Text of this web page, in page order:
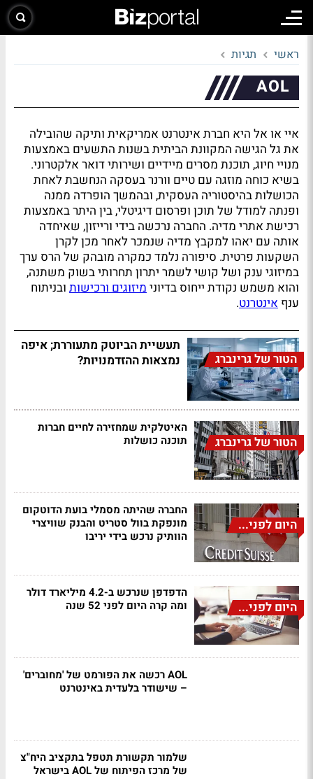
ראשי תגיות
AOL
איי או אל היא חברת אינטרנט אמריקאית ותיקה שהובילה
את גל הגישה המקוונת הביתית בשנות התשעים באמצעות
מנויי חיוג, תוכנת מסרים מיידיים ושירותי דואר אלקטרוני.
בשיא כוחה מוזגה עם טיים וורנר בעסקה הנחשבת לאחת
הכושלות בהיסטוריה העסקית, ובהמשך הופרדה ממנה
ופנתה למודל של תוכן ופרסום דיגיטלי, בין היתר באמצעות
רכישת אתרי מדיה. החברה נרכשה בידי ורייזון, שאיחדה
אותה עם יאהו למקבץ מדיה שנמכר לאחר מכן לקרן
השקעות פרטית. סיפורה נלמד כמקרה מובהק של הרס ערך
במיזוגי ענק ושל קושי לשמר יתרון תחרותי בשוק משתנה,
והוא משמש נקודת ייחוס בדיונימיזוגים ורכישות ובניתוח
ענף אינטרנט.
הטור של גרינברג
תעשיית הביוטק מתעוררת; איפה
נמצאות ההזדמנויות?
הטור של גרינברג
האיטלקית שמחזירה לחיים חברות
תוכנה כושלות
היום לפני...
החברה שהיתה מסמלי בועת הדוטקום
מונפקת בוול סטריט והבנק שוויצרי
הוותיק נרכש בידי יריבו
היום לפני...
הדפדפן שנרכש ב-4.2 מיליארד דולר
ומה קרה היום לפני 52 שנה
AOL רכשה את הפורמט של 'מחוברים'
– שישודר בלעדית באינטרנט
שלמור תקשורת תטפל בתקציב היח"צ
של מרכז הפיתוח של AOL בישראל